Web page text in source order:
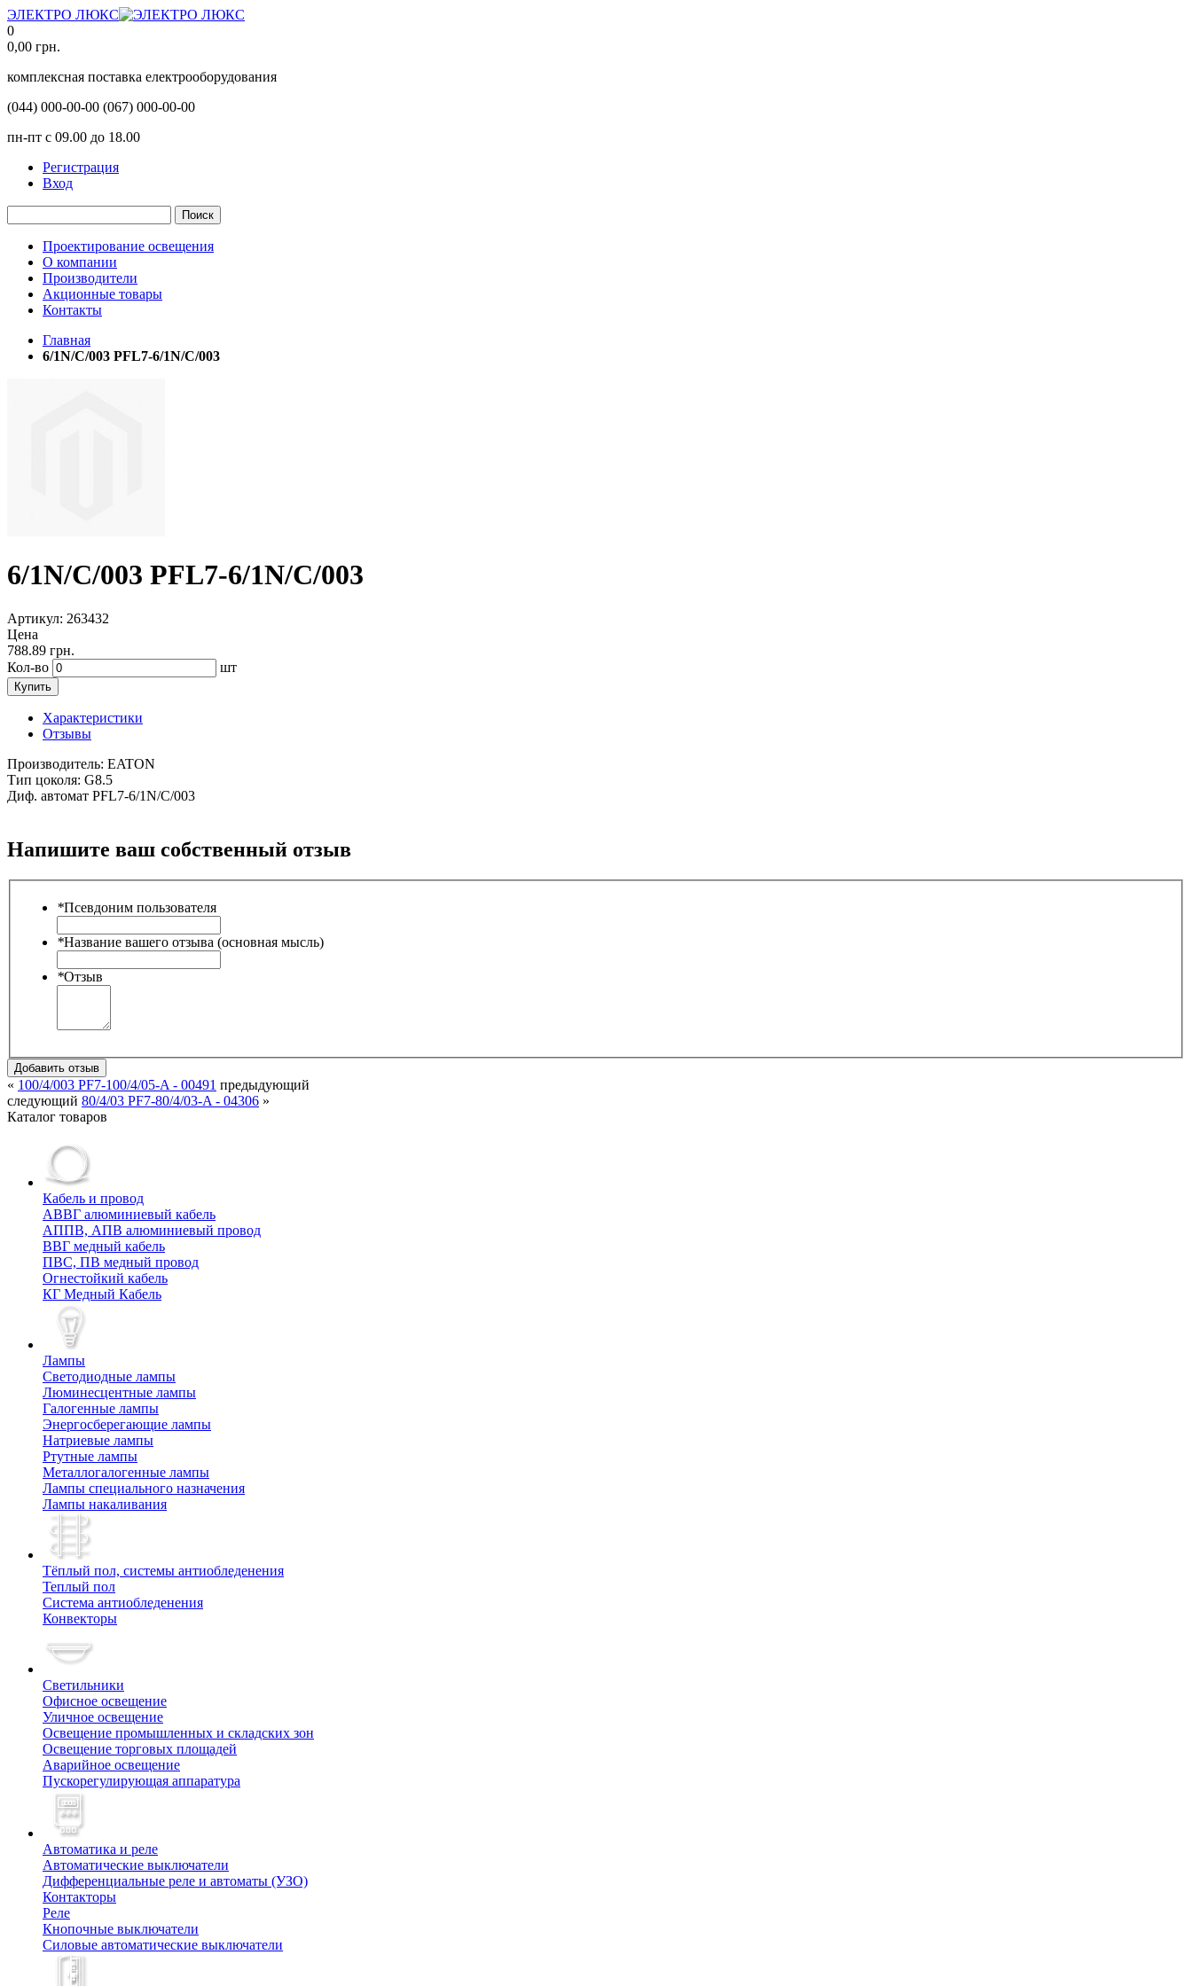
ЭЛЕКТРО ЛЮКС
0
0,00 грн.
комплексная поставка електрооборудования
(044) 000-00-00 (067) 000-00-00
пн-пт с 09.00 до 18.00
Регистрация
Вход
Поиск
Проектирование освещения
О компании
Производители
Акционные товары
Контакты
Главная
6/1N/C/003 PFL7-6/1N/C/003
6/1N/C/003 PFL7-6/1N/C/003
Артикул: 263432
Цена
788.89 грн.
Кол-во
шт
Купить
Характеристики
Отзывы
Производитель: EATON
Тип цоколя: G8.5
Диф. автомат PFL7-6/1N/C/003
Напишите ваш собственный отзыв
*Псевдоним пользователя
*Название вашего отзыва (основная мысль)
*Отзыв
Добавить отзыв
« 100/4/003 PF7-100/4/05-A - 00491 предыдующий
следующий 80/4/03 PF7-80/4/03-A - 04306 »
Каталог товаров
Кабель и провод
АВВГ алюминиевый кабель
АППВ, АПВ алюминиевый провод
ВВГ медный кабель
ПВС, ПВ медный провод
Огнестойкий кабель
КГ Медный Кабель
Лампы
Cветодиодные лампы
Люминесцентные лампы
Галогенные лампы
Энергосберегающие лампы
Натриевые лампы
Ртутные лампы
Металлогалогенные лампы
Лампы специального назначения
Лампы накаливания
Тёплый пол, cистемы антиобледенения
Теплый пол
Система антиобледенения
Конвекторы
Светильники
Офисное освещение
Уличное освещение
Освещение промышленных и складских зон
Освещение торговых площадей
Аварийное освещение
Пускорегулирующая аппаратура
Автоматика и реле
Автоматические выключатели
Дифференциальные реле и автоматы (УЗО)
Контакторы
Реле
Кнопочные выключатели
Силовые автоматические выключатели